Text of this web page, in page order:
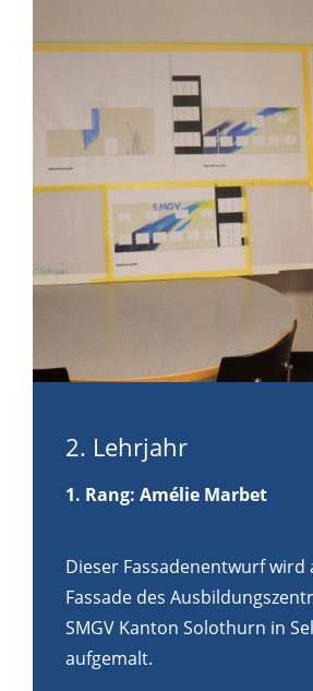
2. Lehrjahr
1. Rang: Amélie Marbet
Dieser Fassadenentwurf wird
Fassade des
SMGV Kanton Solothurn in
aufgemalt.